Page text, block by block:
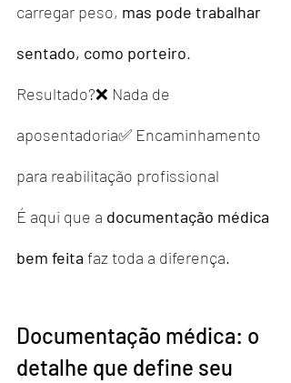
carregar peso, mas pode trabalhar
sentado, como porteiro.
Resultado?❌ Nada de
aposentadoria✅ Encaminhamento
para reabilitação profissional
É aqui que a documentação médica
bem feita faz toda a diferença.
Documentação médica: o
detalhe que define seu